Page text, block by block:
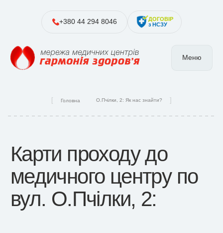
+380 44 294 8046
ДОГОВІР
з НСЗУ
Меню
Головна О.Пчілки, 2: Як нас знайти?
Карти проходу до
медичного центру по
вул. О.Пчілки, 2: